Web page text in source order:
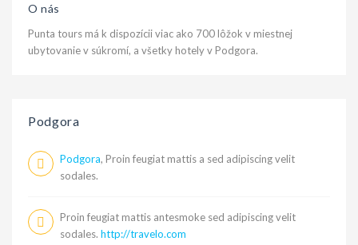
O nás
Punta tours má k dispozícii viac ako 700 lôžok v miestnej
ubytovanie v súkromí, a všetky hotely v Podgora.
Podgora
Podgora, Proin feugiat mattis a sed adipiscing velit
sodales.
Proin feugiat mattis antesmoke sed adipiscing velit
sodales. http://travelo.com